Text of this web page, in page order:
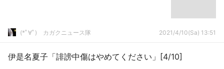
(*ﾟ∀ﾟ)ゞカガクニュース隊 2021/4/10(Sa) 13:51
伊是名夏子「誹謗中傷はやめてください」[4/10]